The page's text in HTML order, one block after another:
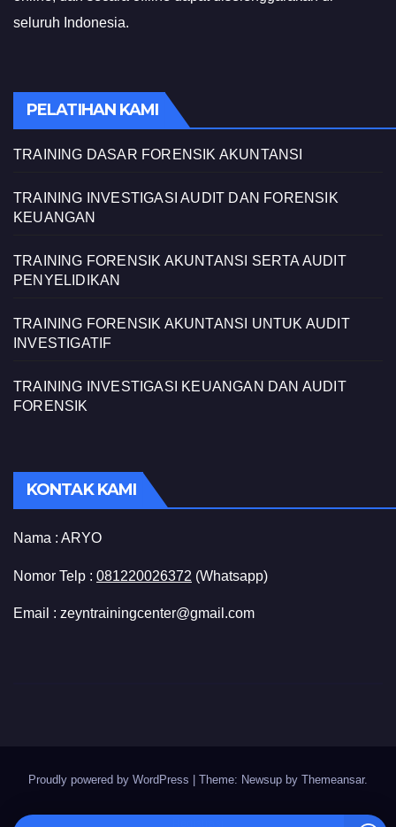
seluruh Indonesia.
PELATIHAN KAMI
TRAINING DASAR FORENSIK AKUNTANSI
TRAINING INVESTIGASI AUDIT DAN FORENSIK
KEUANGAN
TRAINING FORENSIK AKUNTANSI SERTA AUDIT
PENYELIDIKAN
TRAINING FORENSIK AKUNTANSI UNTUK AUDIT
INVESTIGATIF
TRAINING INVESTIGASI KEUANGAN DAN AUDIT
FORENSIK
KONTAK KAMI
Nama : ARYO
Nomor Telp : 081220026372 (Whatsapp)
Email : zeyntrainingcenter@gmail.com
Proudly powered by WordPress Theme: Newsup by Themeansar.